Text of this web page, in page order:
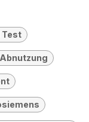
Test